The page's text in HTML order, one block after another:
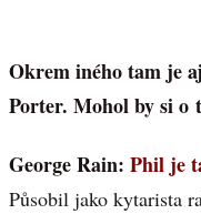
Okrem iného tam je
Porter. Mohol by si o
George Rain: Phil je
Působil jako kytarista